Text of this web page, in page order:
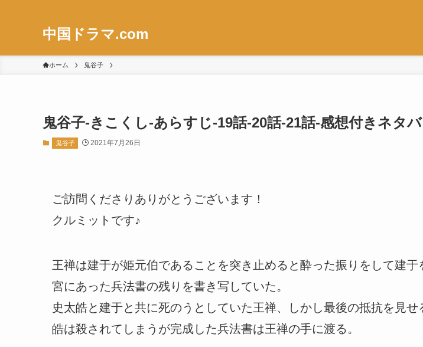
中国ドラマ.com
ホーム 鬼谷子
鬼谷子-きこくし-あらすじ-19話-20話-21話-感想付きネタ
鬼谷子 2021年7月26日
ご訪問くださりありがとうございます！
クルミットです♪
王禅は建于が姫元伯であることを突き止めると酔った振りをして建
宮にあった兵法書の残りを書き写していた。
史太皓と建于と共に死のうとしていた王禅、しかし最後の抵抗を見せ
皓は殺されてしまうが完成した兵法書は王禅の手に渡る。